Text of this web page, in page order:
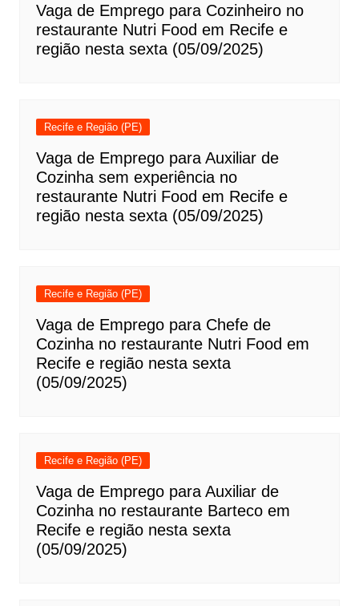
Vaga de Emprego para Cozinheiro no
restaurante Nutri Food em Recife e
região nesta sexta (05/09/2025)
Recife e Região (PE)
Vaga de Emprego para Auxiliar de
Cozinha sem experiência no
restaurante Nutri Food em Recife e
região nesta sexta (05/09/2025)
Recife e Região (PE)
Vaga de Emprego para Chefe de
Cozinha no restaurante Nutri Food em
Recife e região nesta sexta
(05/09/2025)
Recife e Região (PE)
Vaga de Emprego para Auxiliar de
Cozinha no restaurante Barteco em
Recife e região nesta sexta
(05/09/2025)